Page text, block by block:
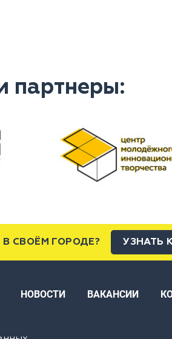
партнеры:
СВОЁМ ГОРОДЕ? УЗНАТЬ
НОВОСТИ ВАКАНСИИ